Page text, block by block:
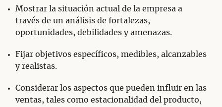
Mostrar la situación actual de la empresa a
través de un análisis de fortalezas,
oportunidades, debilidades y amenazas.
Fijar objetivos específicos, medibles, alcanzables
y realistas.
Considerar los aspectos que pueden influir en las
ventas, tales como estacionalidad del producto,